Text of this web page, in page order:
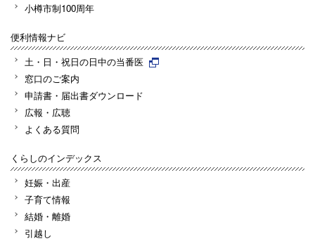
小樽市制100周年
便利情報ナビ
土・日・祝日の日中の当番医
窓口のご案内
申請書・届出書ダウンロード
広報・広聴
よくある質問
くらしのインデックス
妊娠・出産
子育て情報
結婚・離婚
引越し